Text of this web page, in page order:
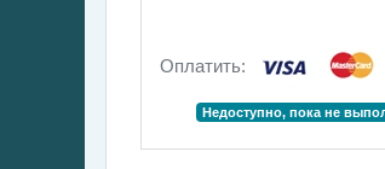
Оплатить:
Недоступно, пока не